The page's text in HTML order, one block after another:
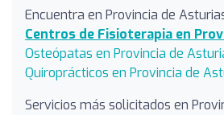
Encuentra en Provincia de
Centros de Fisioterapia en
Osteópatas en Provincia de
Quiroprácticos en Provincia de
Servicios más solicitados en